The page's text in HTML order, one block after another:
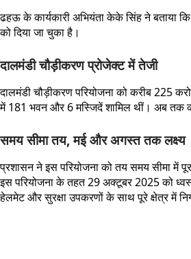
ढहऊ के कार्यकारी अभियंता केके सिंह ने बताया
को दिया जा चुका है।
दालमंडी चौड़ीकरण प्रोजेक्ट में तेजी
दालमंडी चौड़ीकरण परियोजना को करीब 225
में 181 भवन और 6 मस्जिदें शामिल थीं। अब तक
समय सीमा तय, मई और अगस्त तक लक्ष्य
प्रशासन ने इस परियोजना को तय समय सीमा में
इस परियोजना के तहत 29 अक्टूबर 2025 को
हेलमेट और सुरक्षा उपकरणों के साथ पूरे क्षेत्र में